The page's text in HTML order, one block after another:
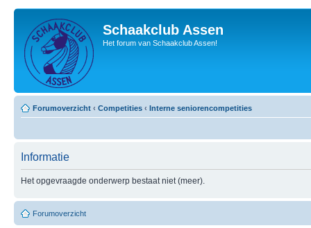
Schaakclub Assen
Het forum van Schaakclub Assen!
Forumoverzicht ‹ Competities ‹ Interne seniorencompetities
Informatie
Het opgevraagde onderwerp bestaat niet (meer).
Forumoverzicht